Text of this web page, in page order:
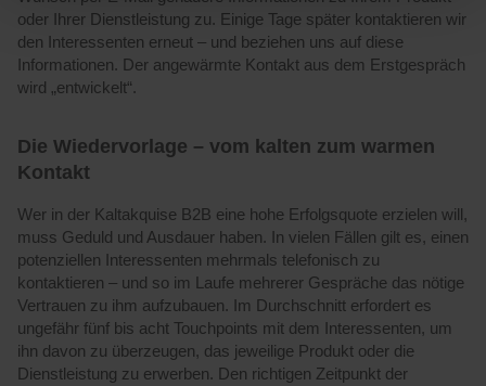
oder Ihrer Dienstleistung zu. Einige Tage später kontaktieren wir
den Interessenten erneut – und beziehen uns auf diese
Informationen. Der angewärmte Kontakt aus dem Erstgespräch
wird „entwickelt“.
Die Wiedervorlage – vom kalten zum warmen
Kontakt
Wer in der Kaltakquise B2B eine hohe Erfolgsquote erzielen will,
muss Geduld und Ausdauer haben. In vielen Fällen gilt es, einen
potenziellen Interessenten mehrmals telefonisch zu
kontaktieren – und so im Laufe mehrerer Gespräche das nötige
Vertrauen zu ihm aufzubauen. Im Durchschnitt erfordert es
ungefähr fünf bis acht Touchpoints mit dem Interessenten, um
ihn davon zu überzeugen, das jeweilige Produkt oder die
Dienstleistung zu erwerben. Den richtigen Zeitpunkt der